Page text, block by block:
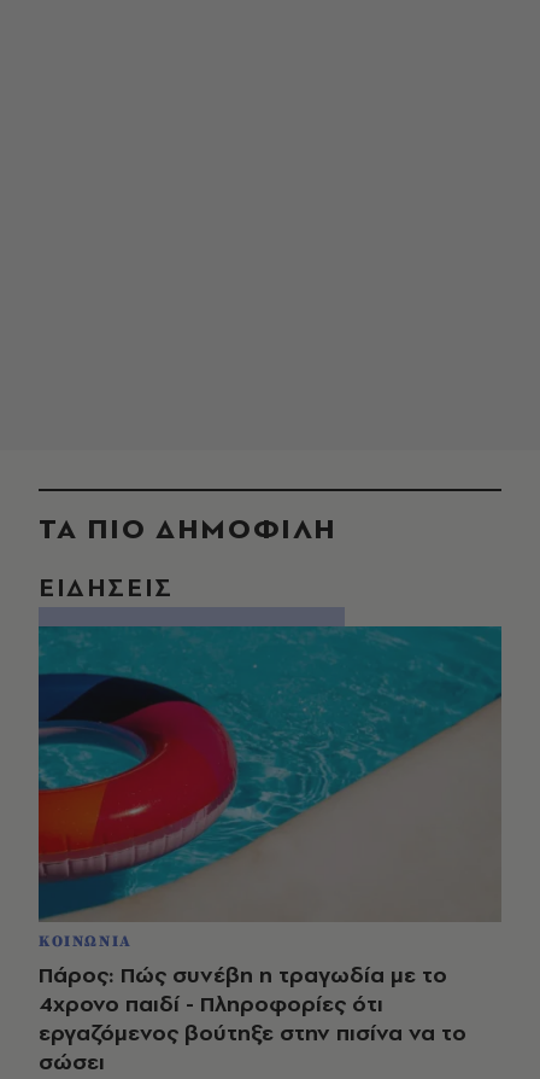
ΤΑ ΠΙΟ ΔΗΜΟΦΙΛΗ
ΕΙΔΗΣΕΙΣ
ΚΟΙΝΩΝΙΑ
Πάρος: Πώς συνέβη η τραγωδία με το
4χρονο παιδί - Πληροφορίες ότι
εργαζόμενος βούτηξε στην πισίνα να το
σώσει